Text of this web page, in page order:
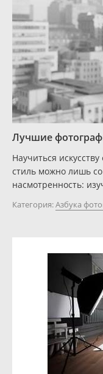
Лучшие
Научиться
стиль можно лишь
насмотренность:
Категория:Азбука